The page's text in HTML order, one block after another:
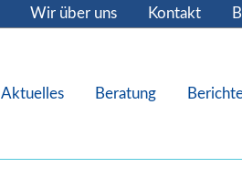
Wir über uns Kontakt
Aktuelles Beratung